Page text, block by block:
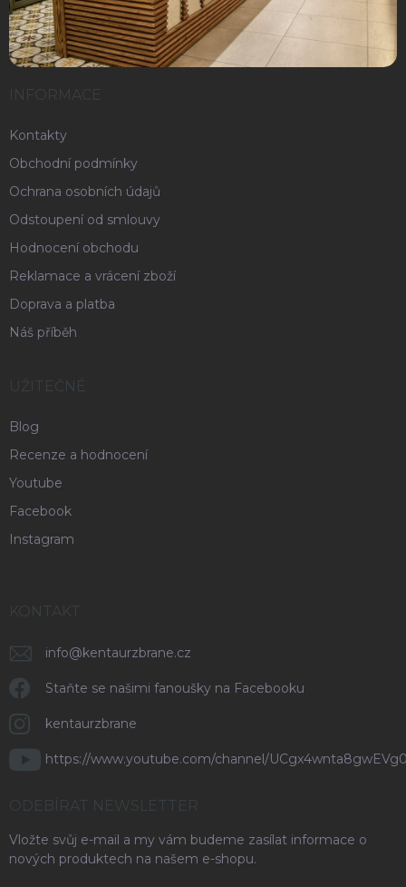
INFORMACE
Kontakty
Obchodní podmínky
Ochrana osobních údajů
Odstoupení od smlouvy
Hodnocení obchodu
Reklamace a vrácení zboží
Doprava a platba
Náš příběh
UŽITEČNÉ
Blog
Recenze a hodnocení
Youtube
Facebook
Instagram
KONTAKT
info@kentaurzbrane.cz
Staňte se našimi fanoušky na Facebooku
kentaurzbrane
https://www.youtube.com/channel/
ODEBÍRAT NEWSLETTER
Vložte svůj e-mail a my vám budeme zasílat informace o
nových produktech na našem e-shopu.